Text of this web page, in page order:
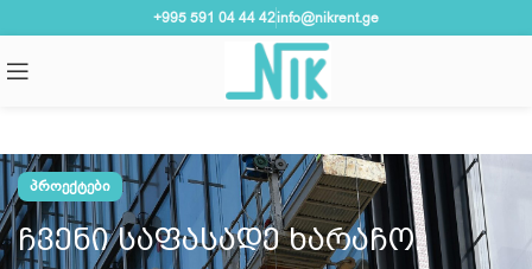
+995 591 04 44 42info@nikrent.ge
ᲞᲠᲝᲔᲥᲢᲔᲑᲘ
ᲩᲕᲔᲜᲘ ᲡᲐᲤᲐᲡᲐᲓᲔ ᲮᲐᲠᲐᲩᲝ.